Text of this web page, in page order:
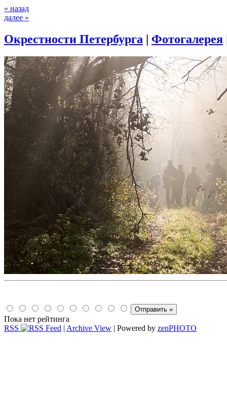
« назад
далее »
Окрестности Петербурга | Фотогалерея
Пока нет рейтинга
RSS
| Archive View | Powered by zenPHOTO